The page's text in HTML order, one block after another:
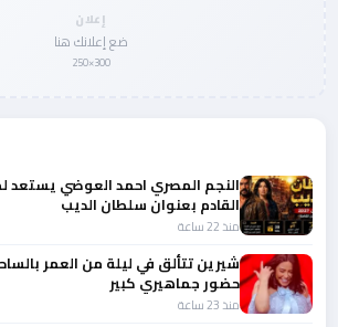
إعلان
ضع إعلانك هنا
300×250
النجم المصري احمد العوضي يستعد
القادم بعنوان سلطان الديب
منذ 22 ساعة
شيرين تتألق في ليلة من العمر
حضور جماهيري كبير
منذ 23 ساعة